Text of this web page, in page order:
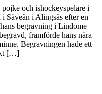
och ishockeyspelare i
Säveån i Alingsås efter en
begravning i Lindome
framförde hans nära
Begravningen hade ett
[…]